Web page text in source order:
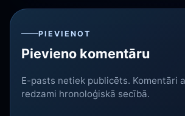
PIEVIENOT
Pievieno komentāru
E-pasts netiek publicēts. Komentāri
redzami hronoloģiskā secībā.